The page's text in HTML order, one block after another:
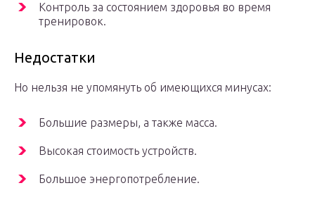
Контроль за состоянием здоровья во время
тренировок.
Недостатки
Но нельзя не упомянуть об имеющихся минусах:
Большие размеры, а также масса.
Высокая стоимость устройств.
Большое энергопотребление.